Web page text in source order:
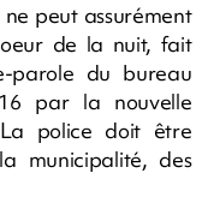
peut assurément
de la nuit, fait
parole du bureau
par la nouvelle
police doit être
municipalité, des